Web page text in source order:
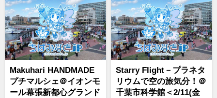
Makuhari HANDMADE
プチマルシェ＠イオンモ
ール幕張新都心グランド
Starry Flight－プラネタ
リウムで空の旅気分！＠
千葉市科学館＜2/11(金